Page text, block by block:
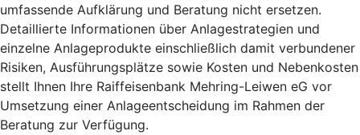
umfassende Aufklärung und Beratung nicht ersetzen.
Detaillierte Informationen über Anlagestrategien und
einzelne Anlageprodukte einschließlich damit verbundener
Risiken, Ausführungsplätze sowie Kosten und Nebenkosten
stellt Ihnen Ihre Raiffeisenbank Mehring-Leiwen eG vor
Umsetzung einer Anlageentscheidung im Rahmen der
Beratung zur Verfügung.